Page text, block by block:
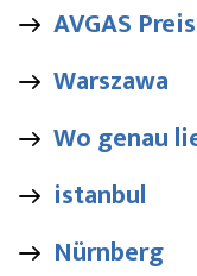
AVGAS Preis
Warszawa
Wo genau
istanbul
Nürnberg